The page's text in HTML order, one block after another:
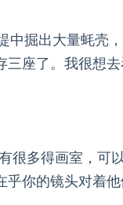
中掘出大量蚝壳
座了。我很想
很多得画室，可
你的镜头对着